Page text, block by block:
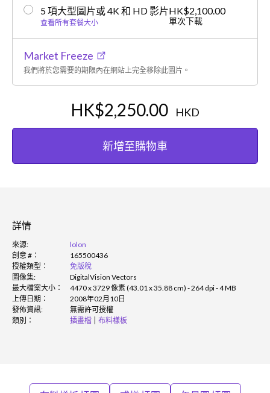
5 項大型圖片或 4K 和 HD 影片
查看所有套餐大小
HK$2,100.00
單次下載
Market Freeze
我們將於您需要的期限內在網站上完全移除此圖片。
HK$2,250.00 HKD
新增至購物車
詳情
來源:
lolon
創意 #：
165500436
授權類型：
免版稅
圖像集:
DigitalVision Vectors
最大檔案大小：
4470 x 3729 像素 (43.01 x 35.88 cm) - 264 dpi - 4 MB
上傳日期：
2008年02月10日
發佈資訊:
無需許可授權
類別：
插畫檔 布料樣板